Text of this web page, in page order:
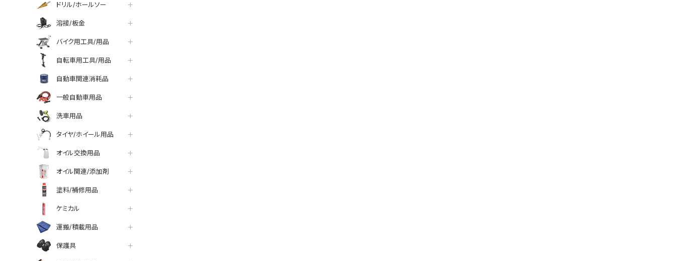
ドリル/ホールソー
溶接/板金
バイク用工具/用品
自転車用工具/用品
自動車関連消耗品
一般自動車用品
洗車用品
タイヤ/ホイール用品
オイル交換用品
オイル関連/添加剤
塗料/補修用品
ケミカル
運搬/積載用品
保護具